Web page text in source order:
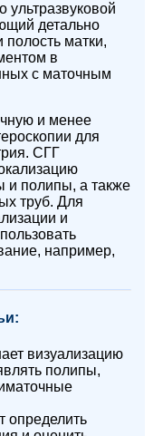
ультразвуковой
детально
полость матки,
в
с маточным
и менее
для
СГГ
и полипы, а также
труб. Для
и
например,
визуализацию
полипы,
определить